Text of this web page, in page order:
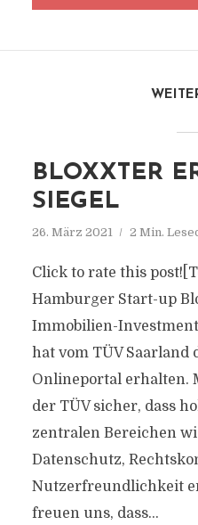
BLOXXTER
SIEGEL
26. März 2021 2 Min.
Click to rate this
Hamburger Start-up
Immobilien-
hat vom TÜV Saarland
Onlineportal erhalten.
der TÜV sicher, dass
zentralen Bereichen
Datenschutz,
Nutzerfreundlichkeit
freuen uns, dass...